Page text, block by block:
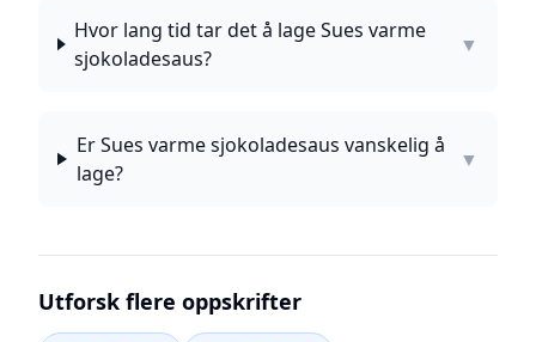
Hvor lang tid tar det å lage Sues varme
sjokoladesaus?
▼
Er Sues varme sjokoladesaus vanskelig å
lage?
▼
Utforsk flere oppskrifter